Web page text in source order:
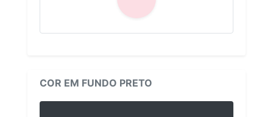
COR EM FUNDO PRETO